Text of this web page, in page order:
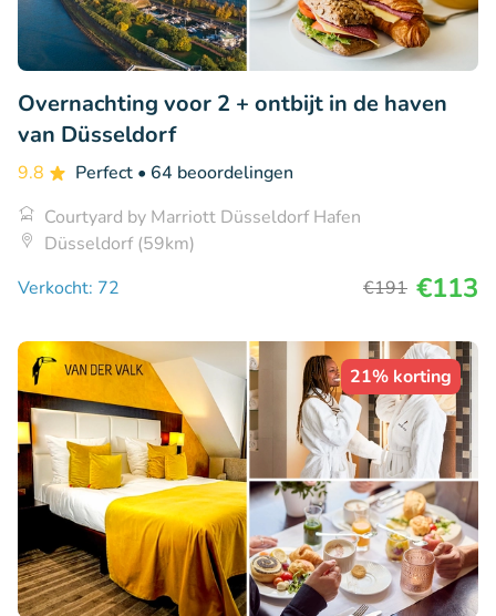
Overnachting voor 2 + ontbijt in de haven
van Düsseldorf
9.8 Perfect • 64 beoordelingen
Courtyard by Marriott Düsseldorf Hafen
Düsseldorf (59km)
Verkocht: 72
€191 €113
21% korting